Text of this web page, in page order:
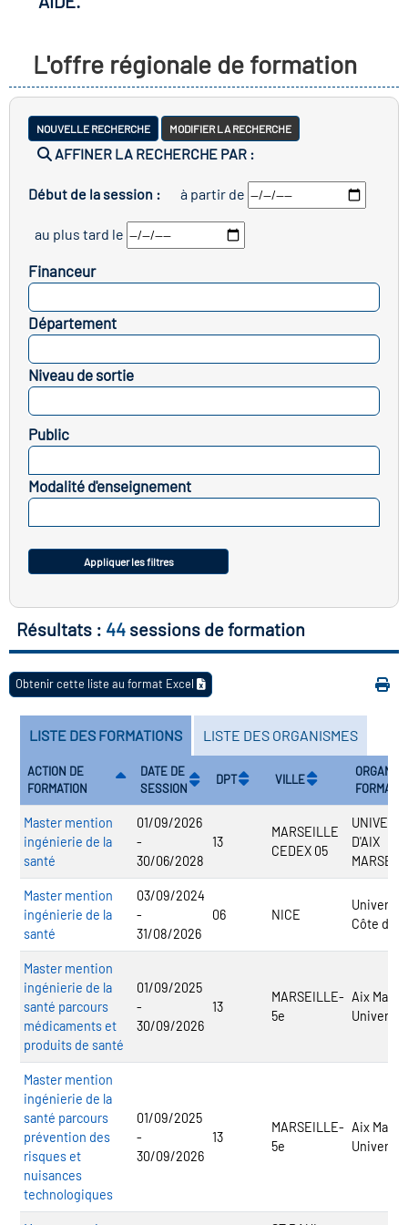
les métiers
clés métiers et
lieu d'information ou
de l'Economie
Solidaire (ESS)
du secteur sanitaire
de l'Industrie
emploi-formation
des transitions
de construction)
des secteurs(en
construction)
L'offre régionale de formation
NOUVELLE RECHERCHE MODIFIER LA RECHERCHE
AFFINER LA RECHERCHE PAR :
Début de la session : à partir de
au plus tard le
Financeur
Département
Niveau de sortie
Public
Modalité d'enseignement
Appliquer les filtres
Résultats : 44 sessions de formation
Obtenir cette liste au format Excel
LISTE DES FORMATIONS LISTE DES ORGANISMES
ACTION DE
FORMATION
DATE DE
SESSION
DPT VILLE
Master mention
ingénierie de la
santé
01/09/2026
-
30/06/2028
13
MARSEILLE
CEDEX 05
D'AIX
Master mention
ingénierie de la
santé
03/09/2024
-
31/08/2026
06 NICE
Côte
Master mention
ingénierie de la
santé parcours
médicaments et
produits de santé
01/09/2025
-
30/09/2026
13
MARSEILLE-
5e
Aix
Master mention
ingénierie de la
santé parcours
prévention des
risques et
nuisances
technologiques
01/09/2025
-
30/09/2026
13
MARSEILLE-
5e
Aix